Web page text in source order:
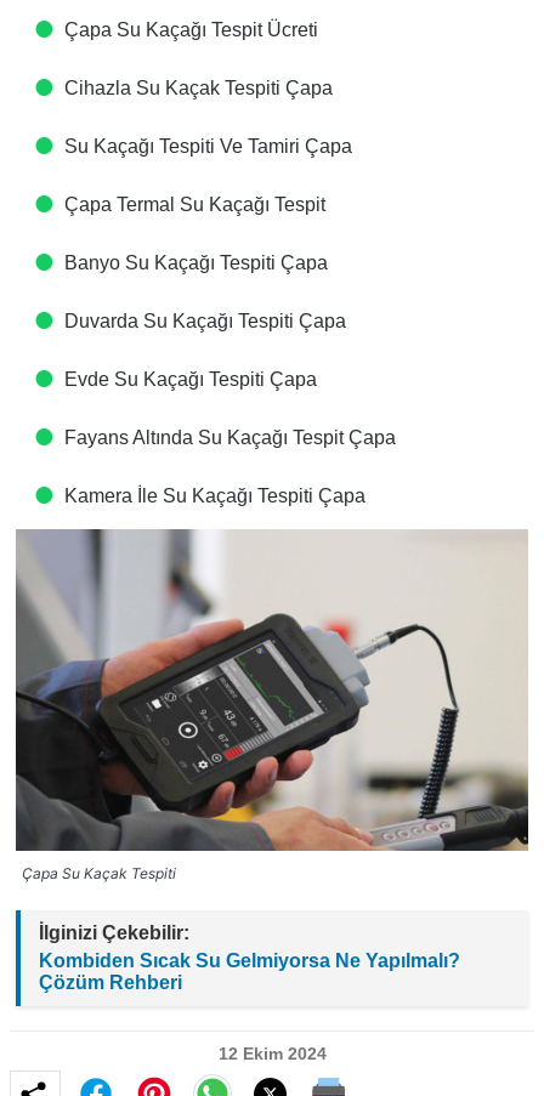
Çapa Su Kaçağı Tespit Ücreti​
Cihazla Su Kaçak Tespiti​ Çapa
Su Kaçağı Tespiti Ve Tamiri​ Çapa
Çapa Termal Su Kaçağı Tespit ​
Banyo Su Kaçağı Tespiti​ Çapa
Duvarda Su Kaçağı Tespiti​ Çapa
Evde Su Kaçağı Tespiti​ Çapa
Fayans Altında Su Kaçağı Tespit​ Çapa
Kamera İle Su Kaçağı Tespiti​ Çapa
Çapa Su Kaçak Tespiti
İlginizi Çekebilir:
Kombiden Sıcak Su Gelmiyorsa Ne Yapılmalı?
Çözüm Rehberi
12 Ekim 2024